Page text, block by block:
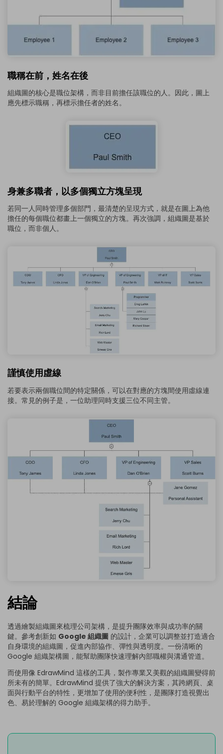
職稱在前，姓名在後
組織圖的核心是職位架構，而非目前擔任該職位的人。因此，圖上
應先標示職稱，再標示擔任者的姓名。
身兼多職者，以多個獨立方塊呈現
若同一人同時管理多個部門，最清楚的呈現方式，就是在圖上為他
擔任的每個職位都畫上一個獨立的方塊。再次強調，組織圖是基於
職位，而非個人。
謹慎使用虛線
若要表示兩個職位間的特定關係，可以在對應的方塊間使用虛線連
接。常見的例子是，一位助理同時支援三位不同主管。
結論
透過繪製組織圖來梳理公司架構，是提升團隊效率與成功率的關
鍵。參考創新如 Google 組織圖 的設計，企業可以調整並打造適合
自身環境的組織圖，促進內部協作、彈性與透明度。一份清晰的
Google 組織架構圖，能幫助團隊快速理解內部職權與溝通管道。
而使用像 EdrawMind 這樣的工具，製作專業又美觀的組織圖變得前
所未有的簡單。EdrawMind 提供了強大的解決方案，其跨網頁、桌
面與行動平台的特性，更增加了使用的便利性，是團隊打造視覺出
色、易於理解的 Google 組織架構的得力助手。